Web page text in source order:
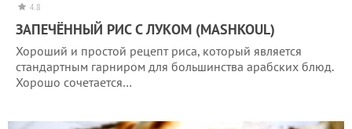
4.8
ЗАПЕЧЁННЫЙ РИС С ЛУКОМ (MASHKOUL)
Хороший и простой рецепт риса, который является
стандартным гарниром для большинства арабских блюд.
Хорошо сочетается…